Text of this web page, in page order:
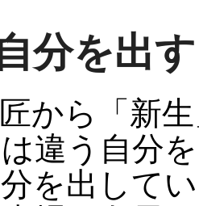
分を出す
から「新
違う自分
を出して